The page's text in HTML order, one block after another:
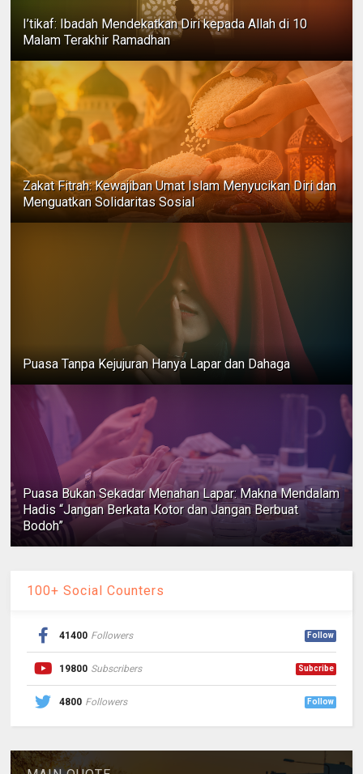
I’tikaf: Ibadah Mendekatkan Diri kepada Allah di 10
Malam Terakhir Ramadhan
Zakat Fitrah: Kewajiban Umat Islam Menyucikan Diri dan
Menguatkan Solidaritas Sosial
Puasa Tanpa Kejujuran Hanya Lapar dan Dahaga
Puasa Bukan Sekadar Menahan Lapar: Makna Mendalam
Hadis “Jangan Berkata Kotor dan Jangan Berbuat
Bodoh”
100+ Social Counters
41400 Followers Follow
19800 Subscribers Subcribe
4800 Followers Follow